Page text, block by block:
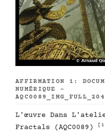
AFFIRMATION 1:
NUMÉRIQUE -
L'œuvre Dans
Fractals (AQC0089)